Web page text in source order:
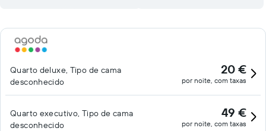
Quarto deluxe, Tipo de cama
desconhecido
20 €
por noite, com taxas
Quarto executivo, Tipo de cama
desconhecido
49 €
por noite, com taxas